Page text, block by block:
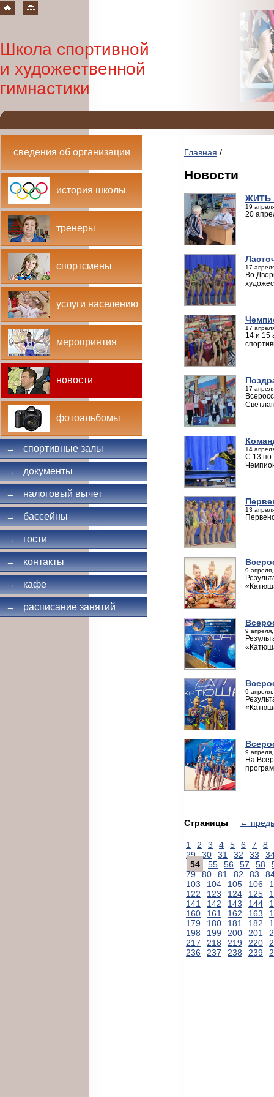
Школа спортивной
и художественной
гимнастики
сведения об организации
история школы
тренеры
спортсмены
услуги населению
мероприятия
новости
фотоальбомы
→ спортивные залы
→ документы
→ налоговый вычет
→ бассейны
→ гости
→ контакты
→ кафе
→ расписание занятий
Главная /
Новости
ЖИТЬ
19
20
17
Во
17
14 и 15
17
14
С 13 по
13
9
9
9
9
На
Страницы ←
1 2 3 4 5 6 7
8
29
30 31 32 33
54
55 56 57 58
79
80 81 82 83
103
104 105 106
122
123 124 125
141
142 143 144
160
161 162 163
179
180 181 182
198
199 200 201
217
218 219 220
236
237 238 239